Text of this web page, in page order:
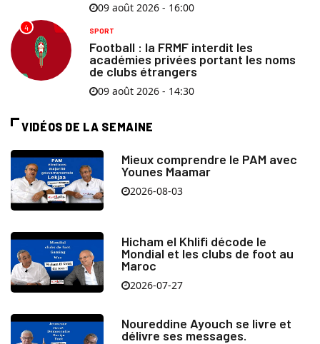
09 août 2026 - 16:00
4 SPORT
Football : la FRMF interdit les
académies privées portant les noms
de clubs étrangers
09 août 2026 - 14:30
VIDÉOS DE LA SEMAINE
Mieux comprendre le PAM avec
Younes Maamar
2026-08-03
Hicham el Khlifi décode le
Mondial et les clubs de foot au
Maroc
2026-07-27
Noureddine Ayouch se livre et
délivre ses messages.